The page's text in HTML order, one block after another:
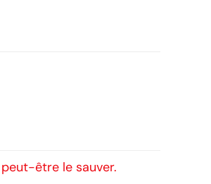
être le sauver.